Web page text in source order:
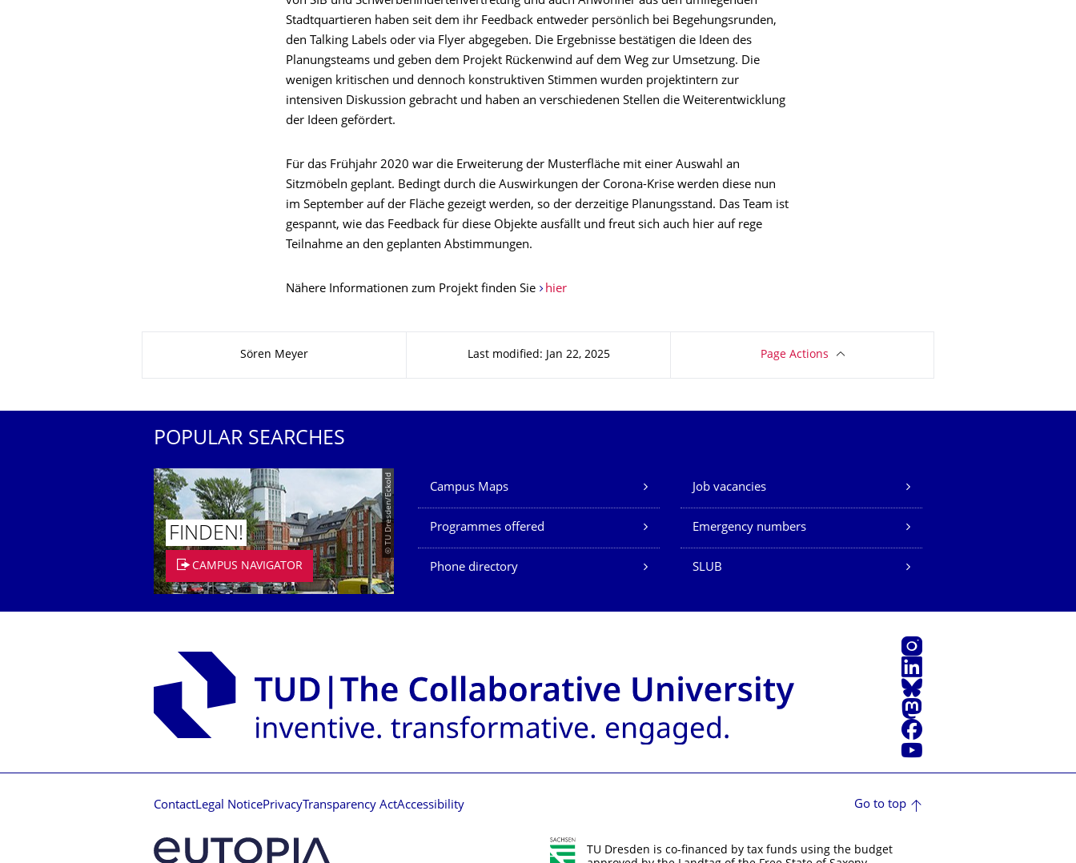
Stadtquartieren haben seit dem ihr Feedback entweder persönlich bei Begehungsrunden,
den Talking Labels oder via Flyer abgegeben. Die Ergebnisse bestätigen die Ideen des
Planungsteams und geben dem Projekt Rückenwind auf dem Weg zur Umsetzung. Die
wenigen kritischen und dennoch konstruktiven Stimmen wurden projektintern zur
intensiven Diskussion gebracht und haben an verschiedenen Stellen die Weiterentwicklung
der Ideen gefördert.
Für das Frühjahr 2020 war die Erweiterung der Musterfläche mit einer Auswahl an
Sitzmöbeln geplant. Bedingt durch die Auswirkungen der Corona-Krise werden diese nun
im September auf der Fläche gezeigt werden, so der derzeitige Planungsstand. Das Team ist
gespannt, wie das Feedback für diese Objekte ausfällt und freut sich auch hier auf rege
Teilnahme an den geplanten Abstimmungen.
Nähere Informationen zum Projekt finden Sie hier
Sören Meyer Last modified: Jan 22, 2025 Page Actions
POPULAR SEARCHES
© TU Dresden/Eckold
FINDEN!
CAMPUS NAVIGATOR
Our Services
Campus Maps Job vacancies
Programmes offered Emergency numbers
Phone directory SLUB
Instagram
LinkedIn
Bluesky
Mastodon
Facebook
YouTube
ContactLegal NoticePrivacyTransparency ActAccessibility Go to top
TU Dresden is co-financed by tax funds using the budget